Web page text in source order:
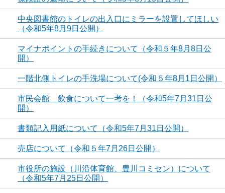
中央図書館のトイレの出入口にミラーを設置してほしい
（令和5年8月9日公開）
マイナポイントの手続きについて（令和５年8月8日公
開）
一階北側トイレの手洗場について(令和５年8月1日公開）
市民会館 飲食について一考を！（令和5年7月31日公
開）
書類記入用紙について（令和5年7月31日公開）
売店について（令和５年7月26日公開）
市役所の施設（川沿体育館、豊川コミセン）について
（令和5年7月25日公開）